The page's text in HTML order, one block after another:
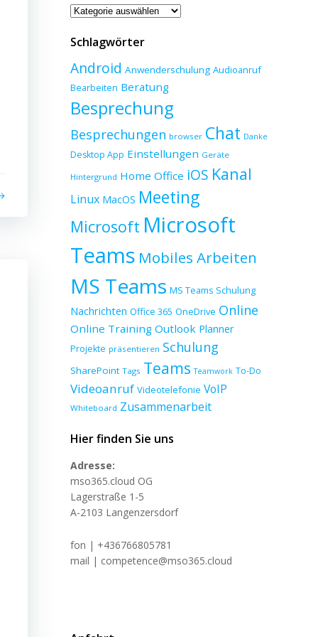
Beitragskategorien
Schlagwörter
Android Anwenderschulung Audioanruf
Bearbeiten Beratung
Besprechung
Besprechungen browser Chat Danke
Desktop App Einstellungen Geräte
Hintergrund Home Office iOS Kanal
Linux MacOS Meeting
Microsoft Microsoft
Teams Mobiles Arbeiten
MS Teams MS Teams Schulung
Nachrichten Office 365 OneDrive Online
Online Training Outlook Planner
Projekte präsentieren Schulung
SharePoint Tags Teams Teamwork To-Do
Videoanruf Videotelefonie VoIP
Whiteboard Zusammenarbeit
Hier finden Sie uns
Adresse:
mso365.cloud OG
Lagerstraße 1-5
A-2103 Langenzersdorf
fon | +436766805781
mail | competence@mso365.cloud